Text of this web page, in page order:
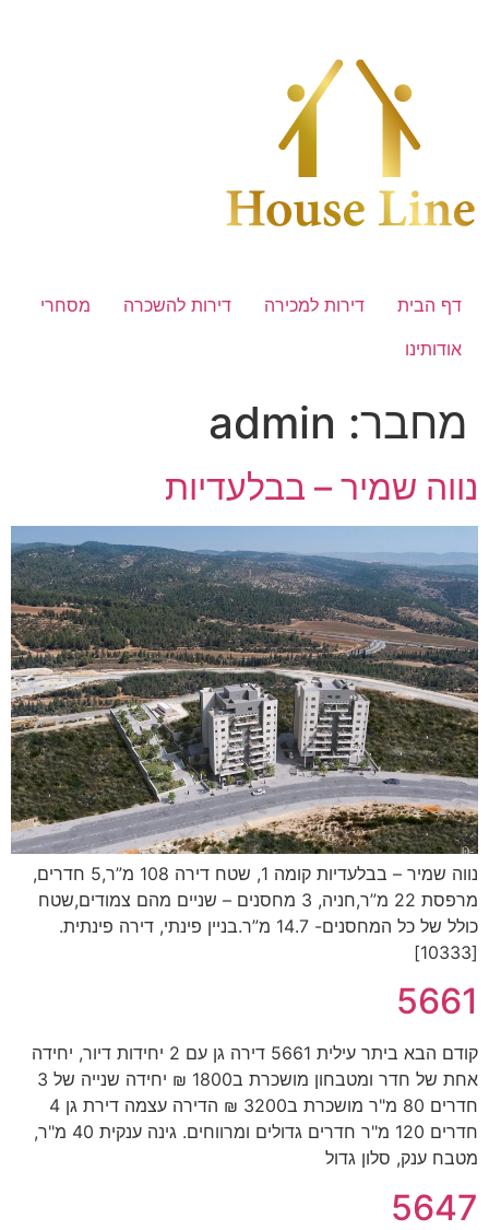
דף הבית דירות למכירה דירות להשכרה
מסחרי
אודותינו
מחבר: admin
נווה שמיר – בבלעדיות
נווה שמיר – בבלעדיות קומה 1, שטח דירה 108 מ”ר,5 חדרים,
מרפסת 22 מ”ר,חניה, 3 מחסנים – שניים מהם צמודים,שטח
כולל של כל המחסנים- 14.7 מ”ר.בניין פינתי, דירה פינתית.
[10333]
5661
קודם הבא ביתר עילית 5661 דירה גן עם 2 יחידות דיור, יחידה
אחת של חדר ומטבחון מושכרת ב1800 ₪ יחידה שנייה של 3
חדרים 80 מ"ר מושכרת ב3200 ₪ הדירה עצמה דירת גן 4
חדרים 120 מ"ר חדרים גדולים ומרווחים. גינה ענקית 40 מ"ר,
מטבח ענק, סלון גדול
5647